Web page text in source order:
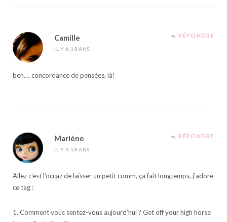
Camille
IL Y A 18 ANS
RÉPONDRE
ben…. concordance de pensées, là!
Marlène
IL Y A 18 ANS
RÉPONDRE
Allez c’est l’occaz de laisser un petit comm, ça fait longtemps, j’adore
ce tag :
1. Comment vous sentez-vous aujourd’hui ? Get off your high horse